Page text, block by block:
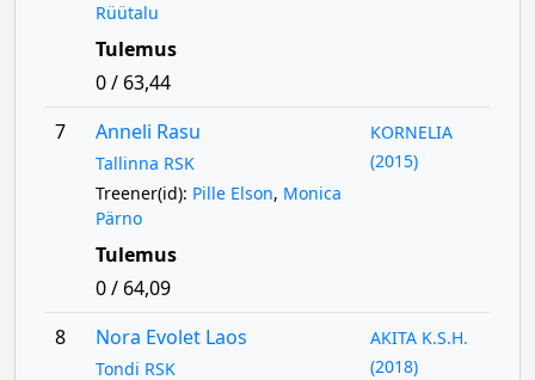
Rüütalu
Tulemus
0 / 63,44
7
Anneli Rasu
Tallinna RSK
Treener(id): Pille Elson, Monica
Pärno
KORNELIA
(2015)
Tulemus
0 / 64,09
8
Nora Evolet Laos
Tondi RSK
AKITA K.S.H.
(2018)